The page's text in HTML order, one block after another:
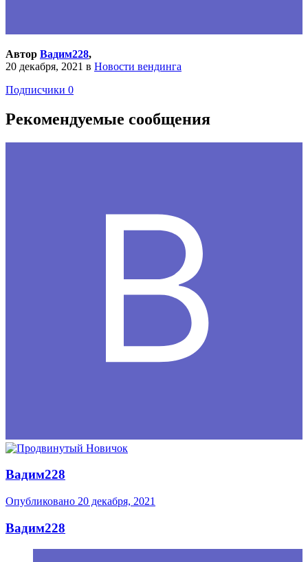
Автор Вадим228,
20 декабря, 2021 в Новости вендинга
Подписчики 0
Рекомендуемые сообщения
Вадим228
Опубликовано 20 декабря, 2021
Вадим228